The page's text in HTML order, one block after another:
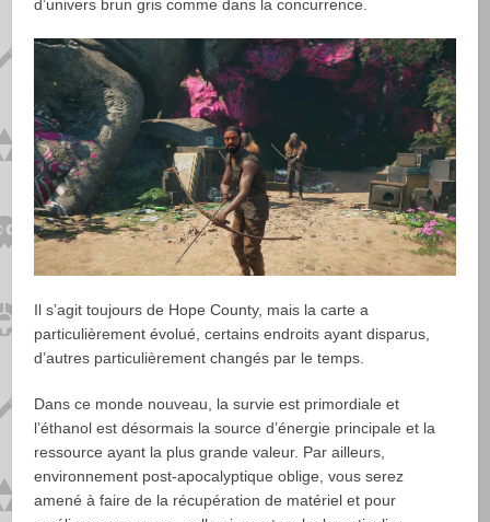
d’univers brun gris comme dans la concurrence.
Il s’agit toujours de Hope County, mais la carte a
particulièrement évolué, certains endroits ayant disparus,
d’autres particulièrement changés par le temps.
Dans ce monde nouveau, la survie est primordiale et
l’éthanol est désormais la source d’énergie principale et la
ressource ayant la plus grande valeur. Par ailleurs,
environnement post-apocalyptique oblige, vous serez
amené à faire de la récupération de matériel et pour